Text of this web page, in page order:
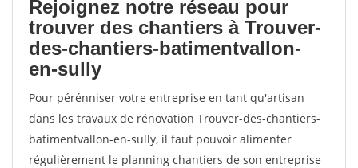
Rejoignez notre réseau pour
trouver des chantiers à Trouver-
des-chantiers-batimentvallon-
en-sully
Pour pérénniser votre entreprise en tant qu'artisan
dans les travaux de rénovation Trouver-des-chantiers-
batimentvallon-en-sully, il faut pouvoir alimenter
régulièrement le planning chantiers de son entreprise